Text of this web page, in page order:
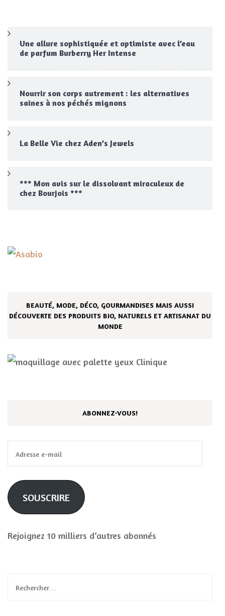
Une allure sophistiquée et optimiste avec l’eau
de parfum Burberry Her Intense
Nourrir son corps autrement : les alternatives
saines à nos péchés mignons
La Belle Vie chez Aden’s Jewels
*** Mon avis sur le dissolvant miraculeux de
chez Bourjois ***
BEAUTÉ, MODE, DÉCO, GOURMANDISES MAIS AUSSI
DÉCOUVERTE DES PRODUITS BIO, NATURELS ET ARTISANAT DU
MONDE
ABONNEZ-VOUS!
e-
mail
SOUSCRIRE
Rejoignez 10 milliers d’autres abonnés
Rechercher :